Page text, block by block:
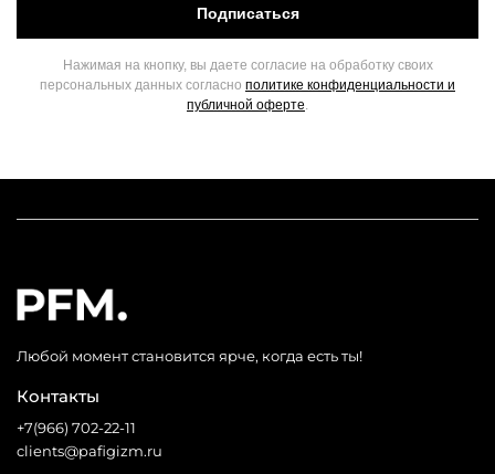
Подписаться
Нажимая на кнопку, вы даете согласие на обработку своих
персональных данных согласно политике конфиденциальности и
публичной оферте.
Любой момент становится ярче, когда есть ты!
Контакты
+7(966) 702-22-11
clients@pafigizm.ru